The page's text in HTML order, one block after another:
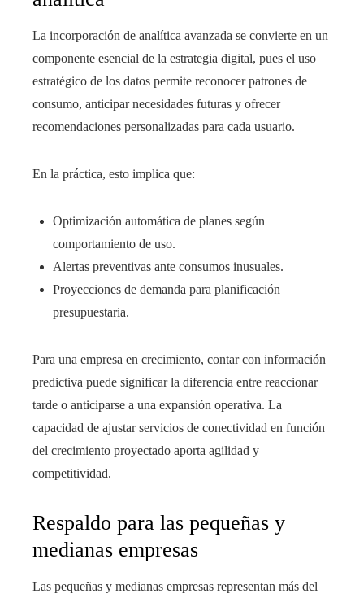
La incorporación de analítica avanzada se convierte en un
componente esencial de la estrategia digital, pues el uso
estratégico de los datos permite reconocer patrones de
consumo, anticipar necesidades futuras y ofrecer
recomendaciones personalizadas para cada usuario.
En la práctica, esto implica que:
Optimización automática de planes según
comportamiento de uso.
Alertas preventivas ante consumos inusuales.
Proyecciones de demanda para planificación
presupuestaria.
Para una empresa en crecimiento, contar con información
predictiva puede significar la diferencia entre reaccionar
tarde o anticiparse a una expansión operativa. La
capacidad de ajustar servicios de conectividad en función
del crecimiento proyectado aporta agilidad y
competitividad.
Respaldo para las pequeñas y
medianas empresas
Las pequeñas y medianas empresas representan más del